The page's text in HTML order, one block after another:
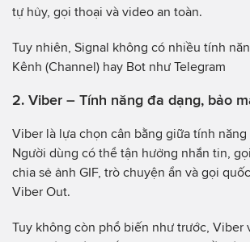
tự hủy, gọi thoại và video an toàn.
Tuy nhiên, Signal không có nhiều tính
Kênh (Channel) hay Bot như Telegram
2. Viber – Tính năng đa dạng, bảo
Viber là lựa chọn cân bằng giữa tính năng
Người dùng có thể tận hưởng nhắn tin,
chia sẻ ảnh GIF, trò chuyện ẩn và gọi
Viber Out.
Tuy không còn phổ biến như trước, Viber